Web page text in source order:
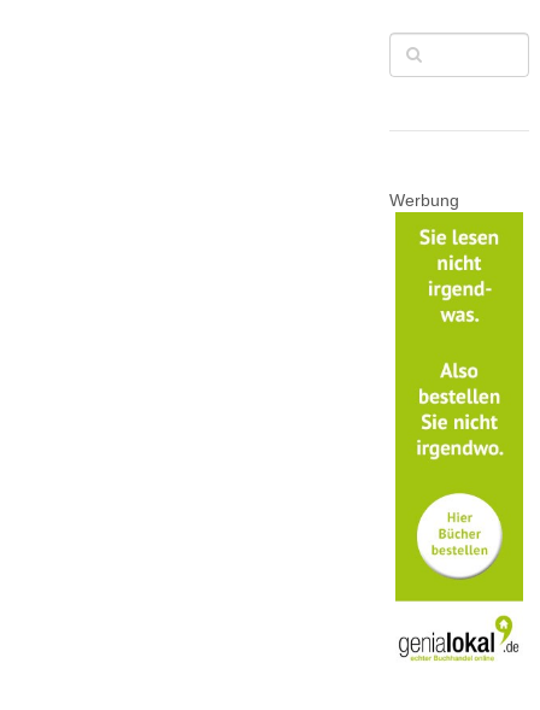
Werbung